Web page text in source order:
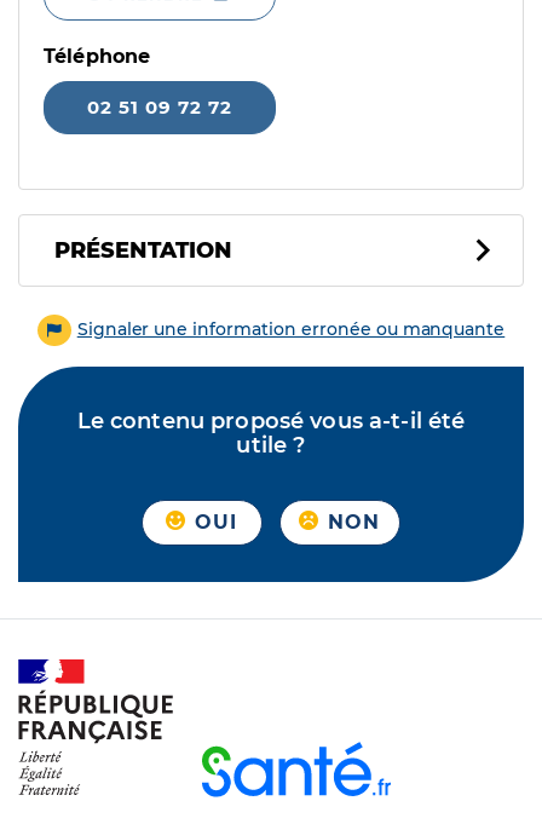
Téléphone
02 51 09 72 72
PRÉSENTATION
Signaler une information erronée ou manquante
Le contenu proposé vous a-t-il été
utile ?
OUI NON